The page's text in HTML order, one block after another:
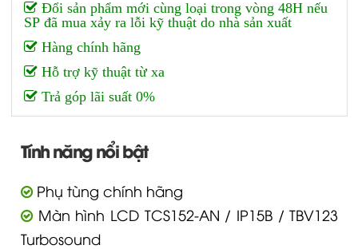
Đổi sản phẩm mới cùng loại trong vòng 48H nếu
SP đã mua xảy ra lỗi kỹ thuật do nhà sản xuất
Hàng chính hãng
Hỗ trợ kỹ thuật từ xa
Trả góp lãi suất 0%
Tính năng nổi bật
Phụ tùng chính hãng
Màn hình LCD TCS152-AN / IP15B / TBV123
Turbosound